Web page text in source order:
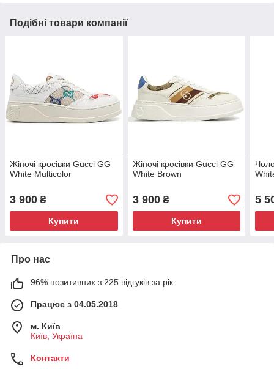
Подібні товари компанії
Жіночі кросівки Gucci GG
White Multicolor
3 900 ₴
Купити
Жіночі кросівки Gucci GG
White Brown
3 900₴
Купити
5
Про нас
96% позитивних з 225 відгуків за рік
Працює з 04.05.2018
м. Київ
Київ, Україна
Контакти